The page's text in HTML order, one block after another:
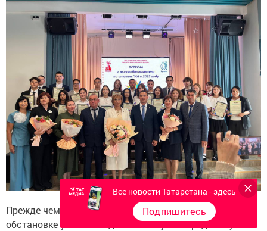
Прежде чем перейти к поздравлениям, в неформальной
обстановке ученики задали Ранису Камартдинову и
Все новости Татарстана - здесь
Подпишитесь